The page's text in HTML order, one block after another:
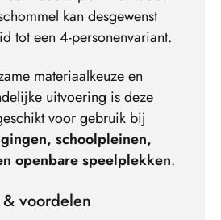
kan desgewenst
tot een 4-personenvariant.
materiaalkeuze en
uitvoering is deze
voor gebruik bij
schoolpleinen,
openbare speelplekken.
voordelen